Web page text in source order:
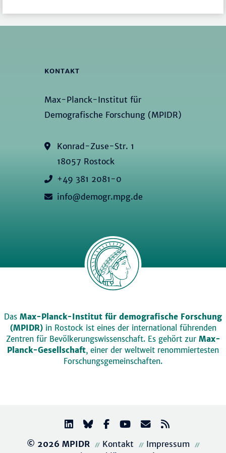
KONTAKT
Max-Planck-Institut für
Demografische Forschung (MPIDR)
Konrad-Zuse-Str. 1
18057 Rostock
+49 381 2081-0
info@demogr.mpg.de
Das Max-Planck-Institut für demografische Forschung
(MPIDR)in Rostock ist eines der international führenden
Zentren für Bevölkerungswissenschaft. Es gehört zur Max-
Planck-Gesellschaft, einer der weltweit renommiertesten
Forschungsgemeinschaften.
© 2026 MPIDR Kontakt
Impressum